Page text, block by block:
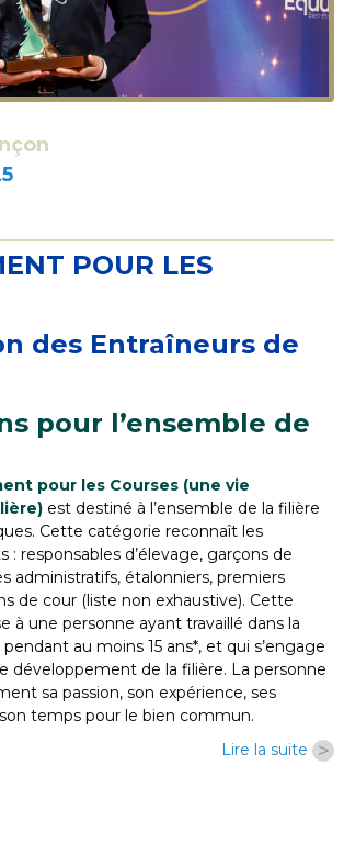
POUR LES
des Entraîneurs de
pour l’ensemble de
pour les Courses (une vie
est destiné à l’ensemble de la filière
Cette catégorie reconnaît les
: responsables d’élevage, garçons de
administratifs, étalonniers, premiers
de cour (liste non exhaustive). Cette
à une personne ayant travaillé dans la
au moins 15 ans*, et qui s’engage
développement de la filière. La personne
sa passion, son expérience, ses
temps pour le bien commun.
Lire la suite >